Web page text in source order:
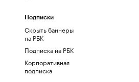
Подписки
Скрыть баннеры
на РБК
Подписка на РБК
Корпоративная
подписка